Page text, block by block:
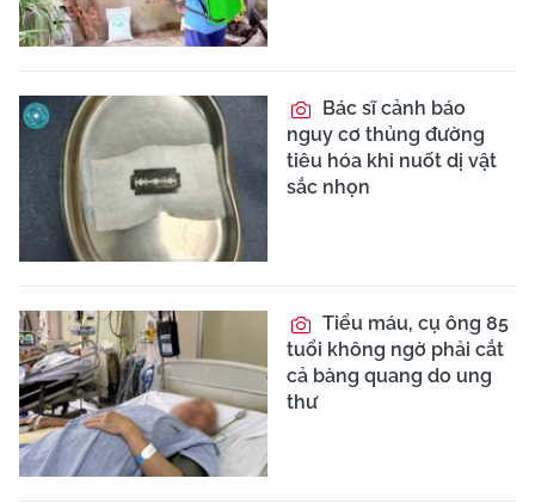
Bác sĩ cảnh báo
nguy cơ thủng đường
tiêu hóa khi nuốt dị vật
sắc nhọn
Tiểu máu, cụ ông 85
tuổi không ngờ phải cắt
cả bàng quang do ung
thư